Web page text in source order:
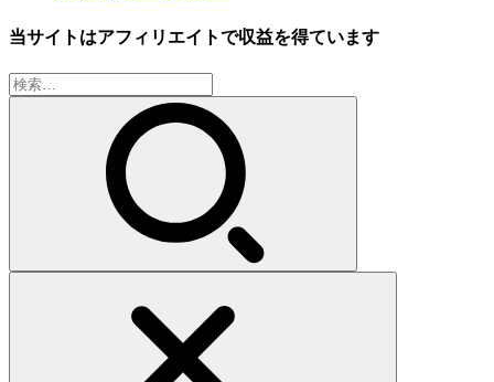
当サイトはアフィリエイトで収益を得ています
検
索: